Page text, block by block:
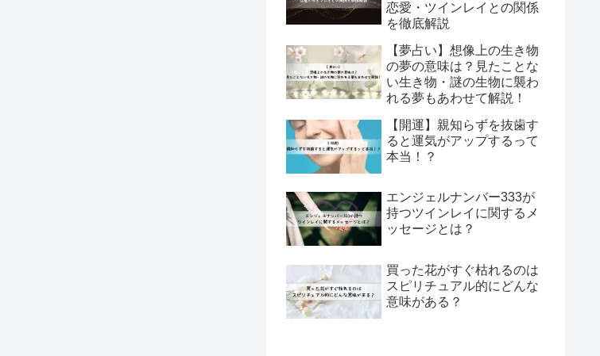
恋愛・ツインレイとの関係
を徹底解説
【夢占い】想像上の生き物
の夢の意味は？見たことな
い生き物・謎の生物に襲わ
れる夢もあわせて解説！
【開運】親知らずを抜歯す
ると運気がアップするって
本当！？
エンジェルナンバー333が
持つツインレイに関するメ
ッセージとは？
買った花がすぐ枯れるのは
スピリチュアル的にどんな
意味がある？